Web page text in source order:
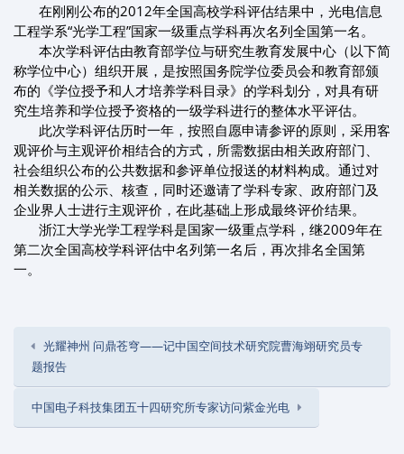
在刚刚公布的2012年全国高校学科评估结果中，光电信息
工程学系“光学工程”国家一级重点学科再次名列全国第一名。
本次学科评估由教育部学位与研究生教育发展中心（以下简
称学位中心）组织开展，是按照国务院学位委员会和教育部颁
布的《学位授予和人才培养学科目录》的学科划分，对具有研
究生培养和学位授予资格的一级学科进行的整体水平评估。
此次学科评估历时一年，按照自愿申请参评的原则，采用客
观评价与主观评价相结合的方式，所需数据由相关政府部门、
社会组织公布的公共数据和参评单位报送的材料构成。通过对
相关数据的公示、核查，同时还邀请了学科专家、政府部门及
企业界人士进行主观评价，在此基础上形成最终评价结果。
浙江大学光学工程学科是国家一级重点学科，继2009年在
第二次全国高校学科评估中名列第一名后，再次排名全国第
一。
光耀神州 问鼎苍穹——记中国空间技术研究院曹海翊研究员专
题报告
中国电子科技集团五十四研究所专家访问紫金光电